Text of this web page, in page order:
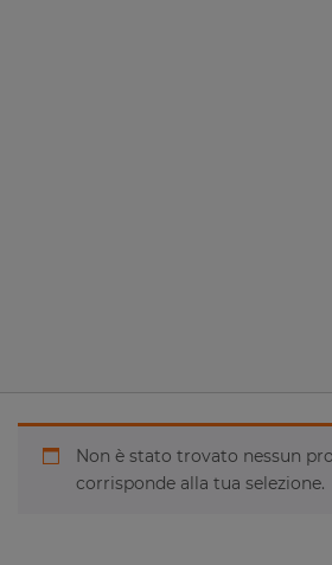
Non è stato trovato nessun
corrisponde alla tua selezione.